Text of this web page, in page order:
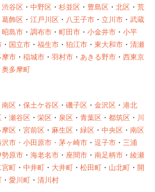
渋谷区 ・ 中野区 ・ 杉並区 ・ 豊島区 ・ 北区 ・ 荒
葛飾区 ・ 江戸川区 ・ 八王子市 ・ 立川市 ・ 武蔵
昭島市 ・ 調布市 ・ 町田市 ・ 小金井市 ・ 小平
・ 国立市 ・ 福生市 ・ 狛江市 ・ 東大和市 ・ 清瀬
摩市 ・ 稲城市 ・ 羽村市 ・ あきる野市 ・ 西東京
奥多摩町
南区 ・ 保土ケ谷区 ・ 磯子区 ・ 金沢区 ・ 港北
・ 瀬谷区 ・ 栄区 ・ 泉区 ・ 青葉区 ・ 都筑区 ・ 川
摩区 ・ 宮前区 ・ 麻生区 ・ 緑区 ・ 中央区 ・ 南区
市・ 小田原市・ 茅ヶ崎市 ・ 逗子市 ・ 三浦
勢原市 ・ 海老名市 ・ 座間市 ・ 南足柄市 ・ 綾瀬
宮町 ・ 中井町 ・ 大井町 ・ 松田町 ・ 山北町 ・ 開
・ 愛川町 ・ 清川村